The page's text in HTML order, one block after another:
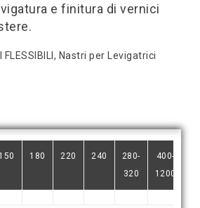
e finitura di vernici
, Nastri per Levigatrici
150 180 220 240
280-
320
400-
1200